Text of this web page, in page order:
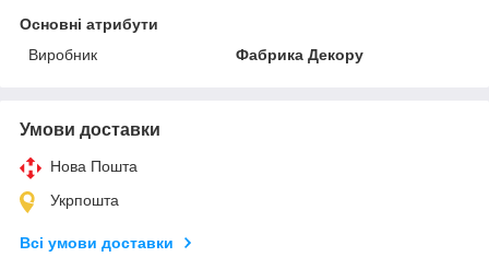
Основні атрибути
Виробник
Фабрика Декору
Умови доставки
Нова Пошта
Укрпошта
Всі умови доставки